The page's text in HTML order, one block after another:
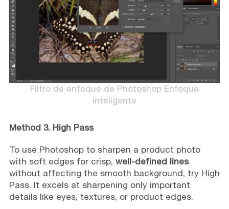
Filtro de enfoque de Photoshop Enfoque
inteligente
Method 3. High Pass
To use Photoshop to sharpen a product photo
with soft edges for crisp, well-defined lines
without affecting the smooth background, try High
Pass. It excels at sharpening only important
details like eyes, textures, or product edges.